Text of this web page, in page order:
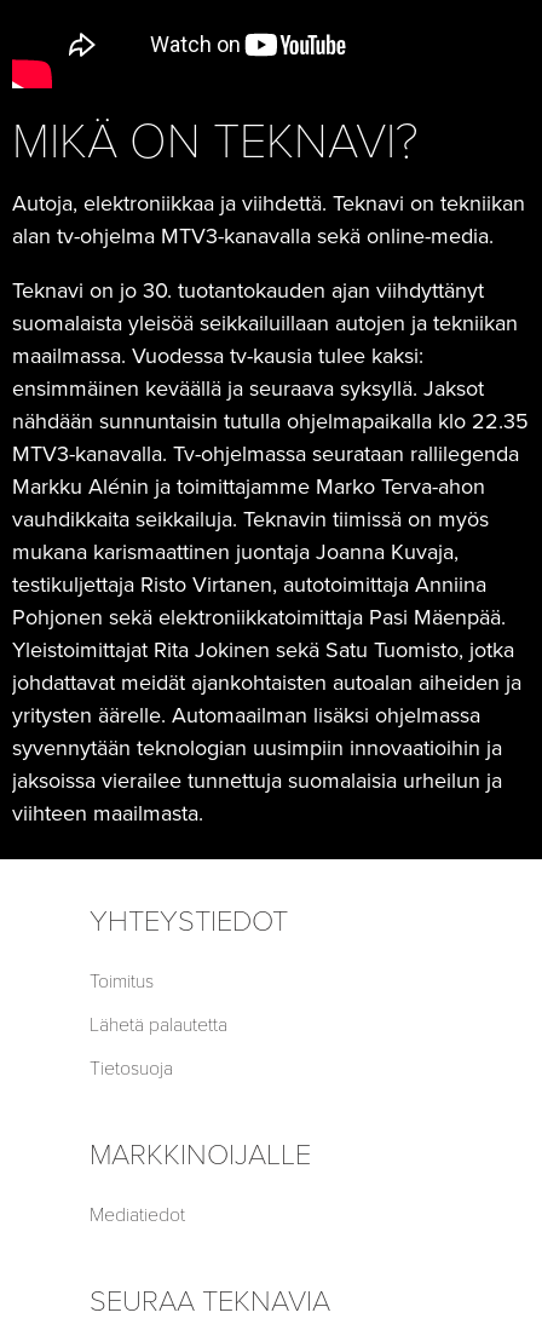
MIKÄ ON TEKNAVI?
Autoja, elektroniikkaa ja viihdettä. Teknavi on tekniikan
alan tv-ohjelma MTV3-kanavalla sekä online-media.
Teknavi on jo 30. tuotantokauden ajan viihdyttänyt
suomalaista yleisöä seikkailuillaan autojen ja tekniikan
maailmassa. Vuodessa tv-kausia tulee kaksi:
ensimmäinen keväällä ja seuraava syksyllä. Jaksot
nähdään sunnuntaisin tutulla ohjelmapaikalla klo 22.35
MTV3-kanavalla. Tv-ohjelmassa seurataan rallilegenda
Markku Alénin ja toimittajamme Marko Terva-ahon
vauhdikkaita seikkailuja. Teknavin tiimissä on myös
mukana karismaattinen juontaja Joanna Kuvaja,
testikuljettaja Risto Virtanen, autotoimittaja Anniina
Pohjonen sekä elektroniikkatoimittaja Pasi Mäenpää.
Yleistoimittajat Rita Jokinen sekä Satu Tuomisto, jotka
johdattavat meidät ajankohtaisten autoalan aiheiden ja
yritysten äärelle. Automaailman lisäksi ohjelmassa
syvennytään teknologian uusimpiin innovaatioihin ja
jaksoissa vierailee tunnettuja suomalaisia urheilun ja
viihteen maailmasta.
YHTEYSTIEDOT
Toimitus
Lähetä palautetta
Tietosuoja
MARKKINOIJALLE
Mediatiedot
SEURAA TEKNAVIA